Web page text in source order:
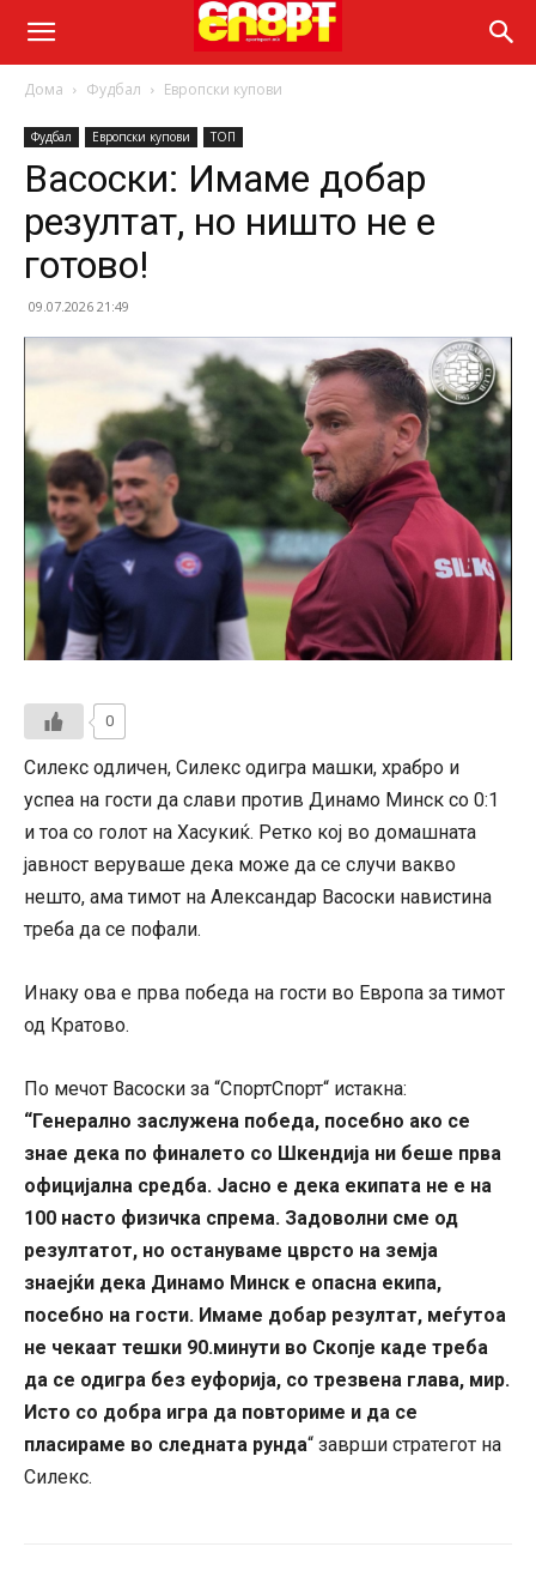
Дома Фудбал Европски купови
Фудбал Европски купови ТОП
Васоски: Имаме добар
резултат, но ништо не е
готово!
09.07.2026 21:49
0
Силекс одличен, Силекс одигра машки, храбро и
успеа на гости да слави против Динамо Минск со 0:1
и тоа со голот на Хасукиќ. Ретко кој во домашната
јавност веруваше дека може да се случи вакво
нешто, ама тимот на Александар Васоски навистина
треба да се пофали.
Инаку ова е прва победа на гости во Европа за тимот
од Кратово.
По мечот Васоски за “СпортСпорт“ истакна:
“Генерално заслужена победа, посебно ако се
знае дека по финалето со Шкендија ни беше прва
официјална средба. Јасно е дека екипата не е на
100 насто физичка спрема. Задоволни сме од
резултатот, но остануваме цврсто на земја
знаејќи дека Динамо Минск е опасна екипа,
посебно на гости. Имаме добар резултат, меѓутоа
не чекаат тешки 90.минути во Скопје каде треба
да се одигра без еуфорија, со трезвена глава, мир.
Исто со добра игра да повториме и да се
пласираме во следната рунда“ заврши стратегот на
Силекс.